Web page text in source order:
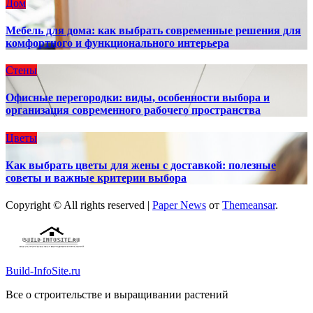
Дом
Мебель для дома: как выбрать современные решения для
комфортного и функционального интерьера
Стены
Офисные перегородки: виды, особенности выбора и
организация современного рабочего пространства
Цветы
Как выбрать цветы для жены с доставкой: полезные
советы и важные критерии выбора
Copyright © All rights reserved | Paper News от Themeansar.
Build-InfoSite.ru
Все о строительстве и выращивании растений